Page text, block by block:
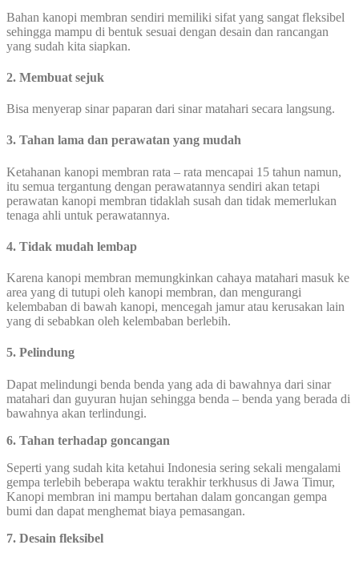
Bahan kanopi membran sendiri memiliki sifat yang sangat fleksibel
sehingga mampu di bentuk sesuai dengan desain dan rancangan
yang sudah kita siapkan.
2. Membuat sejuk
Bisa menyerap sinar paparan dari sinar matahari secara langsung.
3. Tahan lama dan perawatan yang mudah
Ketahanan kanopi membran rata – rata mencapai 15 tahun namun,
itu semua tergantung dengan perawatannya sendiri akan tetapi
perawatan kanopi membran tidaklah susah dan tidak memerlukan
tenaga ahli untuk perawatannya.
4. Tidak mudah lembap
Karena kanopi membran memungkinkan cahaya matahari masuk ke
area yang di tutupi oleh kanopi membran, dan mengurangi
kelembaban di bawah kanopi, mencegah jamur atau kerusakan lain
yang di sebabkan oleh kelembaban berlebih.
5. Pelindung
Dapat melindungi benda benda yang ada di bawahnya dari sinar
matahari dan guyuran hujan sehingga benda – benda yang berada di
bawahnya akan terlindungi.
6. Tahan terhadap goncangan
Seperti yang sudah kita ketahui Indonesia sering sekali mengalami
gempa terlebih beberapa waktu terakhir terkhusus di Jawa Timur,
Kanopi membran ini mampu bertahan dalam goncangan gempa
bumi dan dapat menghemat biaya pemasangan.
7. Desain fleksibel